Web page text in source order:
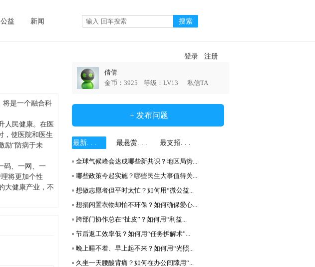
公益 新闻
登录 注册
将是一个融合科
人民健康。在医
，使医院和医生
励“防病于未
码、一网、一
将更加个性
大健康产业，不
倩倩
金币：3925 等级：LV13 私信TA
+ 发布问题
最新. . . 最悬赏. . . 最支招. . .
全球气候峰会达成哪些新共识？地区局势...
哪些政策今起实施？哪些民生大事值得关...
想做志愿者但平时太忙？如何用“微公益...
想捐闲置衣物却怕不环保？如何确保爱心...
跨部门协作总在“扯皮”？如何用“利益...
节后返工效率低？如何用“任务拆解术”...
晚上睡不着、早上起不来？如何用“光照...
久坐一天腰酸背痛？如何在办公间隙用“...